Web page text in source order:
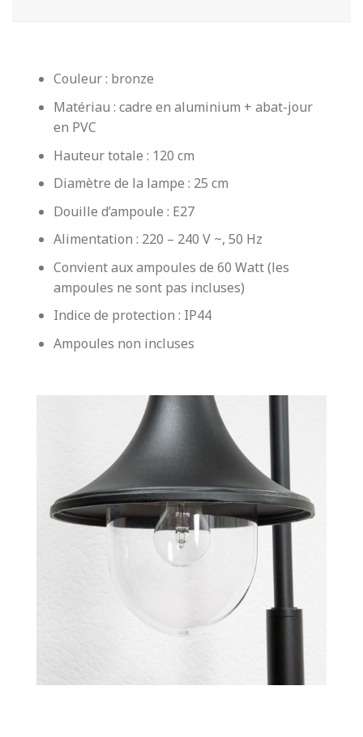
Couleur : bronze
Matériau : cadre en aluminium + abat-jour
en PVC
Hauteur totale : 120 cm
Diamètre de la lampe : 25 cm
Douille d’ampoule : E27
Alimentation : 220 – 240 V ~, 50 Hz
Convient aux ampoules de 60 Watt (les
ampoules ne sont pas incluses)
Indice de protection : IP44
Ampoules non incluses